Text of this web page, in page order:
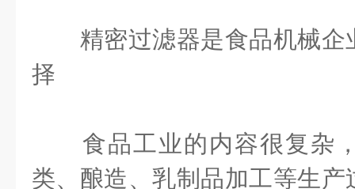
精密过滤器是食品机械企
择
食品工业的内容很复杂，
类、酿造、乳制品加工等生